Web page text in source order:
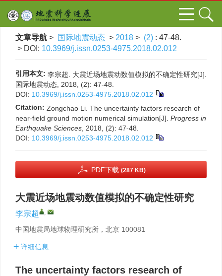
文章导航 > 国际地震动态 > 2018 > (2) : 47-48.
> DOI: 10.3969/j.issn.0253-4975.2018.02.012
引用本文: 李宗超. 大震近场地震动数值模拟的不确定性研究[J].
国际地震动态, 2018, (2): 47-48.
DOI: 10.3969/j.issn.0253-4975.2018.02.012
Citation: Zongchao Li. The uncertainty factors research of
near-field ground motion numerical simulation[J]. Progress in
Earthquake Sciences , 2018, (2): 47-48.
DOI: 10.3969/j.issn.0253-4975.2018.02.012
PDF下载 (287 KB)
大震近场地震动数值模拟的不确定性研究
李宗超 ,
中国地震局地球物理研究所，北京 100081
详细信息
The uncertainty factors research of